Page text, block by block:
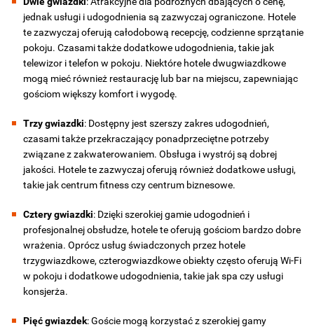
jednak usługi i udogodnienia są zazwyczaj ograniczone. Hotele
te zazwyczaj oferują całodobową recepcję, codzienne sprzątanie
pokoju. Czasami także dodatkowe udogodnienia, takie jak
telewizor i telefon w pokoju. Niektóre hotele dwugwiazdkowe
mogą mieć również restaurację lub bar na miejscu, zapewniając
gościom większy komfort i wygodę.
Trzy gwiazdki: Dostępny jest szerszy zakres udogodnień,
czasami także przekraczający ponadprzeciętne potrzeby
związane z zakwaterowaniem. Obsługa i wystrój są dobrej
jakości. Hotele te zazwyczaj oferują również dodatkowe usługi,
takie jak centrum fitness czy centrum biznesowe.
Cztery gwiazdki: Dzięki szerokiej gamie udogodnień i
profesjonalnej obsłudze, hotele te oferują gościom bardzo dobre
wrażenia. Oprócz usług świadczonych przez hotele
trzygwiazdkowe, czterogwiazdkowe obiekty często oferują Wi-Fi
w pokoju i dodatkowe udogodnienia, takie jak spa czy usługi
konsjerża.
Pięć gwiazdek: Goście mogą korzystać z szerokiej gamy